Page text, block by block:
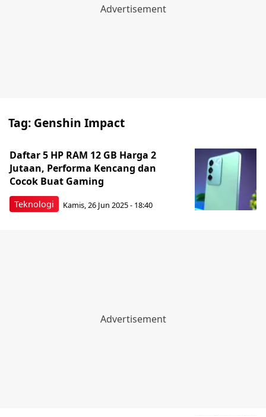
Tag: Genshin Impact
Teknologi
Daftar 5 HP RAM 12 GB Harga 2
Jutaan, Performa Kencang dan
Cocok Buat Gaming
Kamis, 26 Jun 2025 - 18:40